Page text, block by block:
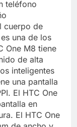
teléfono
cuerpo de
una de los
One M8 tiene
de alta
inteligentes
una pantalla
El HTC One
en
El HTC One